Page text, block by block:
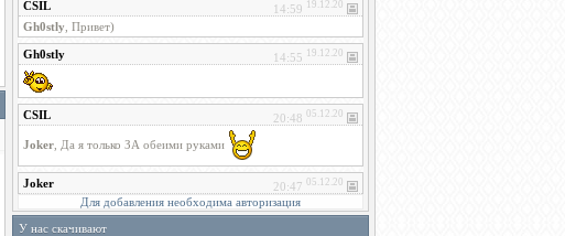
Для добавления необходима авторизация
У нас скачивают